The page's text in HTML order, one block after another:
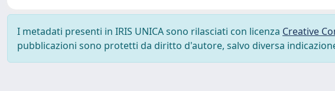
I metadati presenti in IRIS UNICA sono rilasciati con licenza Creative
pubblicazioni sono protetti da diritto d'autore, salvo diversa